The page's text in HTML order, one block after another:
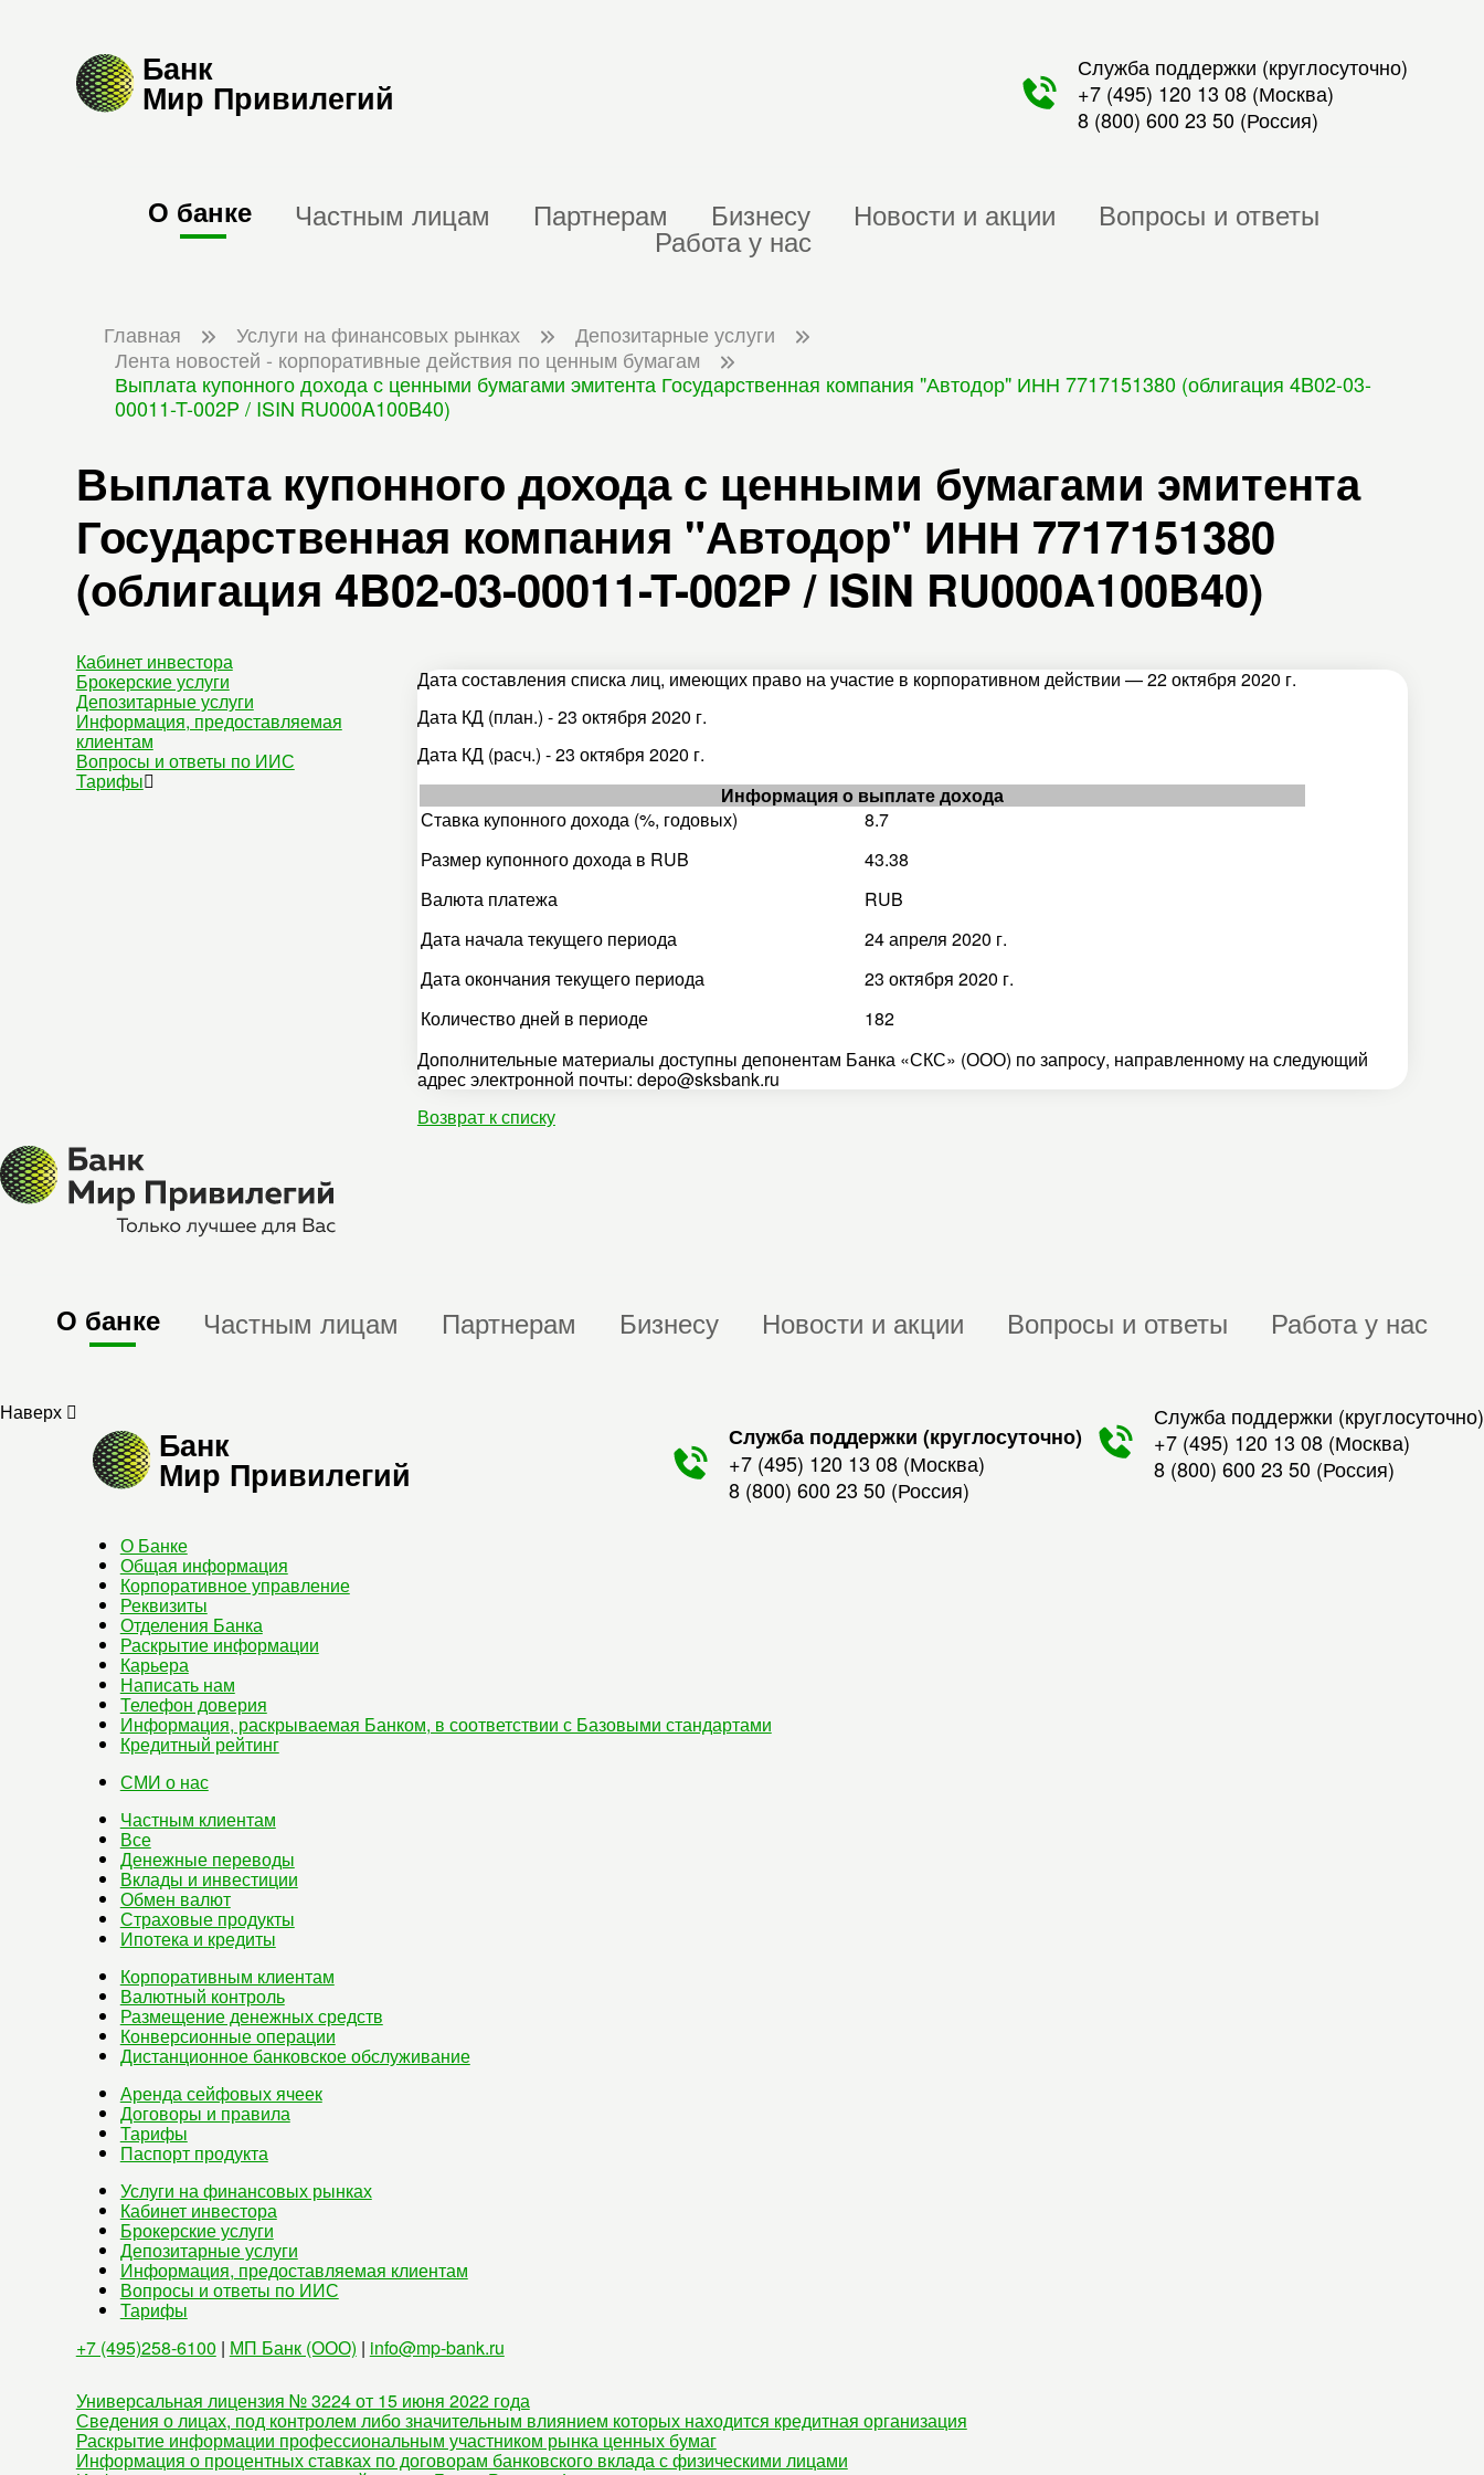
Банк
Мир Привилегий
Служба поддержки (круглосуточно)
+7 (495) 120 13 08 (Москва)
8 (800) 600 23 50 (Россия)
О банке Частным лицам Партнерам Бизнесу Новости и акции Вопросы и ответы
Работа у нас
Главная Услуги на финансовых рынках
Депозитарные услуги
Лента новостей - корпоративные действия по ценным бумагам
Выплата купонного дохода с ценными бумагами эмитента Государственная компания "Автодор" ИНН 7717151380 (облигация 4B02-03-
00011-T-002P / ISIN RU000A100B40)
Выплата купонного дохода с ценными бумагами эмитента
Государственная компания "Автодор" ИНН 7717151380
(облигация 4B02-03-00011-T-002P / ISIN RU000A100B40)
Кабинет инвестора
Брокерские услуги
Депозитарные услуги
Информация, предоставляемая
клиентам
Вопросы и ответы по ИИС
Тарифы
Дата составления списка лиц, имеющих право на участие в корпоративном действии — 22 октября 2020 г.
Дата КД (план.) - 23 октября 2020 г.
Дата КД (расч.) - 23 октября 2020 г.
Информация о выплате дохода
Ставка купонного дохода (%, годовых)
Размер купонного дохода в RUB
Валюта платежа
Дата начала текущего периода
Дата окончания текущего периода
Количество дней в периоде
8.7
43.38
RUB
24 апреля 2020 г.
23 октября 2020 г.
182
Дополнительные материалы доступны депонентам Банка «СКС» (ООО) по запросу, направленному на следующий
адрес электронной почты: depo@sksbank.ru
Возврат к списку
О банке Частным лицам Партнерам Бизнесу Новости и акции Вопросы и ответы Работа у нас
Служба поддержки (круглосуточно)
+7 (495) 120 13 08 (Москва)
8 (800) 600 23 50 (Россия)
Наверх
Банк
Мир Привилегий
Служба поддержки (круглосуточно)
+7 (495) 120 13 08 (Москва)
8 (800) 600 23 50 (Россия)
О Банке
Общая информация
Корпоративное управление
Реквизиты
Отделения Банка
Раскрытие информации
Карьера
Написать нам
Телефон доверия
Информация, раскрываемая Банком, в соответствии с Базовыми стандартами
Кредитный рейтинг
СМИ о нас
Частным клиентам
Все
Денежные переводы
Вклады и инвестиции
Обмен валют
Страховые продукты
Ипотека и кредиты
Корпоративным клиентам
Валютный контроль
Размещение денежных средств
Конверсионные операции
Дистанционное банковское обслуживание
Аренда сейфовых ячеек
Договоры и правила
Тарифы
Паспорт продукта
Услуги на финансовых рынках
Кабинет инвестора
Брокерские услуги
Депозитарные услуги
Информация, предоставляемая клиентам
Вопросы и ответы по ИИС
Тарифы
+7 (495)258-6100 | МП Банк (ООО) | info@mp-bank.ru
Универсальная лицензия № 3224 от 15 июня 2022 года
Сведения о лицах, под контролем либо значительным влиянием которых находится кредитная организация
Раскрытие информации профессиональным участником рынка ценных бумаг
Информация о процентных ставках по договорам банковского вклада с физическими лицами